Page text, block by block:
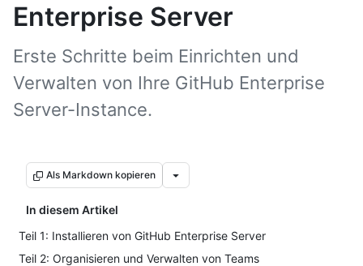
Enterprise Server
Erste Schritte beim Einrichten und
Verwalten von Ihre GitHub Enterprise
Server-Instance.
Als Markdown kopieren
In diesem Artikel
Teil 1: Installieren von GitHub Enterprise Server
Teil 2: Organisieren und Verwalten von Teams